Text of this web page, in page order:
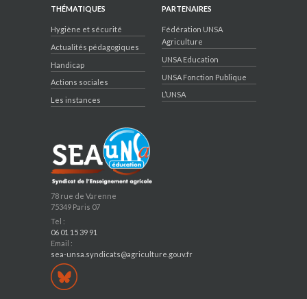
78 rue de Varenne
75349 Paris 07
Tel :
06 01 15 39 91
Email :
sea-unsa.syndicats@agriculture.gouv.fr
THÉMATIQUES
Hygiène et sécurité
Actualités pédagogiques
Handicap
Actions sociales
Les instances
PARTENAIRES
Fédération UNSA
Agriculture
UNSA Education
UNSA Fonction Publique
L’UNSA